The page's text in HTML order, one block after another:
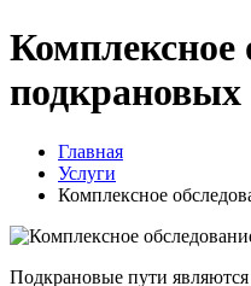
Комплексное
подкрановых
Главная
Услуги
Комплексное
Подкрановые пути